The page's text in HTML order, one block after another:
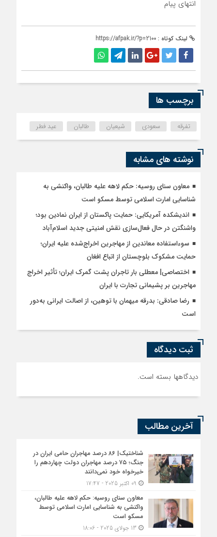
انتهای پیام
لینک کوتاه : https://afpak.ir/?p=2100
برچسب ها
تفرقه سعودی شیعیان طالبان عید فطر
نوشته های مشابه
معاون سنای روسیه: حکم لاهه علیه طالبان، واکنشی به
شناسایی امارت اسلامی توسط مسکو است
اندیشکده آمریکایی: حمایت پاکستان از ایران نمادین بود؛
واشنگتن در حال فعال‌سازی نقش امنیتی جدید اسلام‌آباد
سوءاستفاده معاندین از مهاجرین اخراج‌شده علیه ایران؛
حمایت مشکوک بلوچستان از اتباع افغان
اختصاصی| معطلی بار تاجران پشت گمرک ایران؛ تأثیر اخراج
مهاجرین بر پشیمانی تجارت با ایران
رضا صادقی: بدرقه میهمان با توهین، از اصالت ایرانی به‌دور
است
ثبت دیدگاه
دیدگاهها بسته است.
آخرین مطالب
شناختیک| ۸۶ درصد مهاجران حامی ایران در
جنگ؛ ۷۵ درصد مهاجران دولت چهاردهم را
خیرخواه خود نمی‌دانند
معاون سنای روسیه: حکم لاهه علیه طالبان،
واکنشی به شناسایی امارت اسلامی توسط
مسکو است